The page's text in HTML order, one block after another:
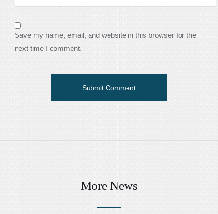
Save my name, email, and website in this browser for the
next time I comment.
More News